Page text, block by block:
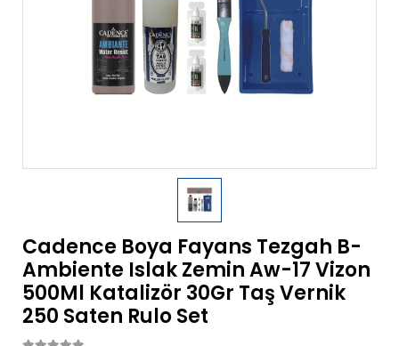
Cadence Boya Fayans Tezgah B-
Ambiente Islak Zemin Aw-17 Vizon
500Ml Katalizör 30Gr Taş Vernik
250 Saten Rulo Set